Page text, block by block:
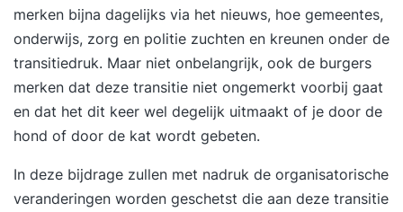
merken bijna dagelijks via het nieuws, hoe gemeentes,
onderwijs, zorg en politie zuchten en kreunen onder de
transitiedruk. Maar niet onbelangrijk, ook de burgers
merken dat deze transitie niet ongemerkt voorbij gaat
en dat het dit keer wel degelijk uitmaakt of je door de
hond of door de kat wordt gebeten.
In deze bijdrage zullen met nadruk de organisatorische
veranderingen worden geschetst die aan deze transitie